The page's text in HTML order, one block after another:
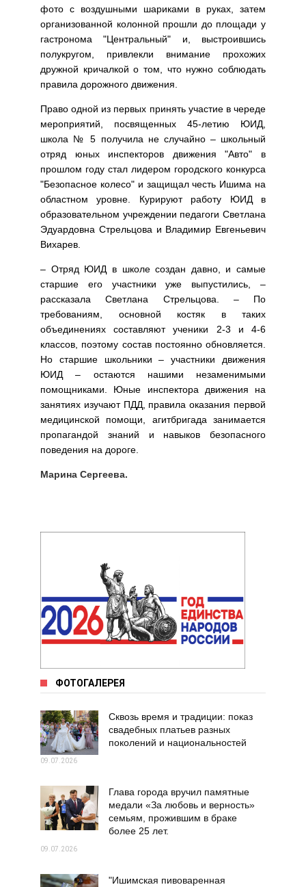
фото с воздушными шариками в руках, затем
организованной колонной прошли до площади у
гастронома "Центральный" и, выстроившись
полукругом, привлекли внимание прохожих
дружной кричалкой о том, что нужно соблюдать
правила дорожного движения.
Право одной из первых принять участие в череде
мероприятий, посвященных 45-летию ЮИД,
школа № 5 получила не случайно – школьный
отряд юных инспекторов движения "Авто" в
прошлом году стал лидером городского конкурса
"Безопасное колесо" и защищал честь Ишима на
областном уровне. Курируют работу ЮИД в
образовательном учреждении педагоги Светлана
Эдуардовна Стрельцова и Владимир Евгеньевич
Вихарев.
– Отряд ЮИД в школе создан давно, и самые
старшие его участники уже выпустились, –
рассказала Светлана Стрельцова. – По
требованиям, основной костяк в таких
объединениях составляют ученики 2-3 и 4-6
классов, поэтому состав постоянно обновляется.
Но старшие школьники – участники движения
ЮИД – остаются нашими незаменимыми
помощниками. Юные инспектора движения на
занятиях изучают ПДД, правила оказания первой
медицинской помощи, агитбригада занимается
пропагандой знаний и навыков безопасного
поведения на дороге.
Марина Сергеева.
ФОТОГАЛЕРЕЯ
Сквозь время и традиции: показ
свадебных платьев разных
поколений и национальностей
09.07.2026
Глава города вручил памятные
медали «За любовь и верность»
семьям, прожившим в браке
более 25 лет.
09.07.2026
"Ишимская пивоваренная